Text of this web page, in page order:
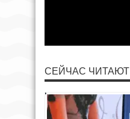
СЕЙЧАС ЧИТАЮТ